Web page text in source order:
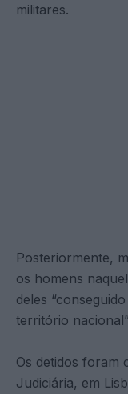
militares.
Posteriormente,
os homens
deles
território
Os detidos foram
Judiciária, em